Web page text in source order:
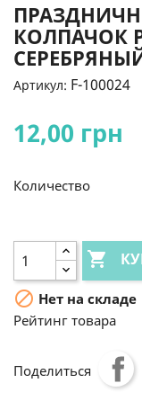
КОЛПАЧОК
Артикул: F-100024
12,00 грн
Количество

 Нет на складе
Рейтинг товара
Поделиться